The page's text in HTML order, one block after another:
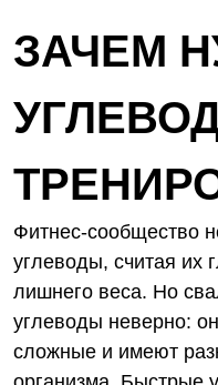
ЗАЧЕМ
Фитнес-сообщество
углеводы, считая их
лишнего веса. Но
углеводы неверно:
сложные и имеют